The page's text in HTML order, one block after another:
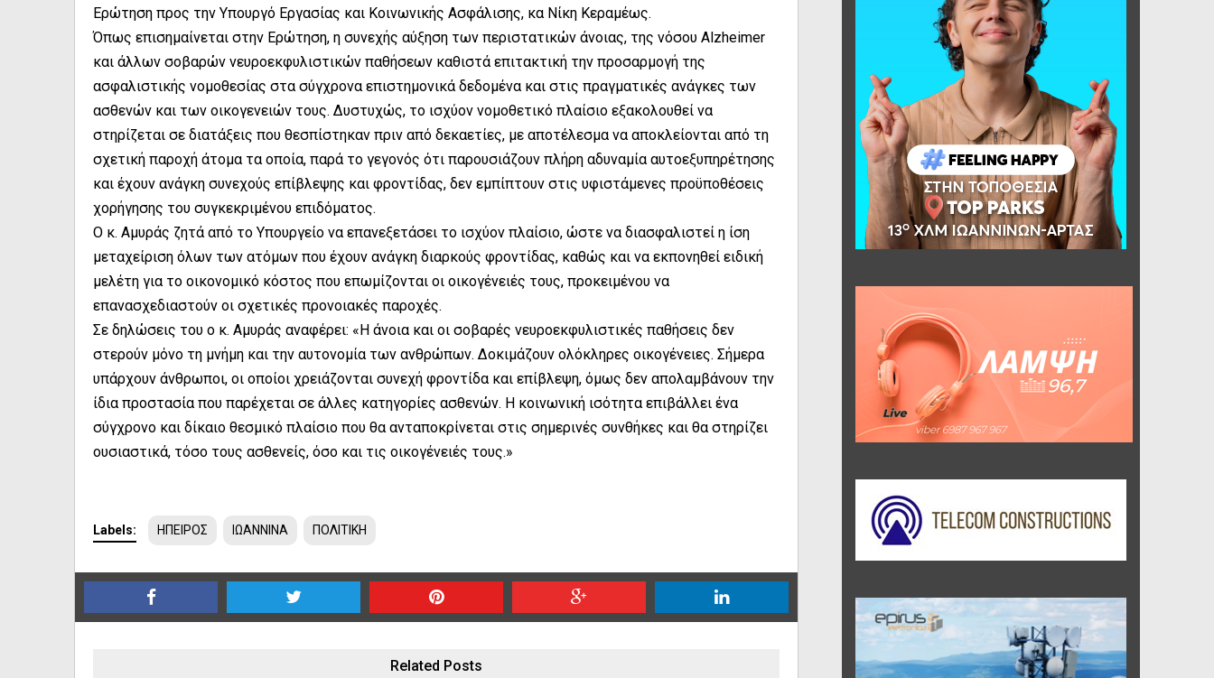
Ερώτηση προς την Υπουργό Εργασίας και Κοινωνικής Ασφάλισης, κα Νίκη Κεραμέως.
Όπως επισημαίνεται στην Ερώτηση, η συνεχής αύξηση των περιστατικών άνοιας, της νόσου Alzheimer
και άλλων σοβαρών νευροεκφυλιστικών παθήσεων καθιστά επιτακτική την προσαρμογή της
ασφαλιστικής νομοθεσίας στα σύγχρονα επιστημονικά δεδομένα και στις πραγματικές ανάγκες των
ασθενών και των οικογενειών τους. Δυστυχώς, το ισχύον νομοθετικό πλαίσιο εξακολουθεί να
στηρίζεται σε διατάξεις που θεσπίστηκαν πριν από δεκαετίες, με αποτέλεσμα να αποκλείονται από τη
σχετική παροχή άτομα τα οποία, παρά το γεγονός ότι παρουσιάζουν πλήρη αδυναμία αυτοεξυπηρέτησης
και έχουν ανάγκη συνεχούς επίβλεψης και φροντίδας, δεν εμπίπτουν στις υφιστάμενες προϋποθέσεις
χορήγησης του συγκεκριμένου επιδόματος.
Ο κ. Αμυράς ζητά από το Υπουργείο να επανεξετάσει το ισχύον πλαίσιο, ώστε να διασφαλιστεί η ίση
μεταχείριση όλων των ατόμων που έχουν ανάγκη διαρκούς φροντίδας, καθώς και να εκπονηθεί ειδική
μελέτη για το οικονομικό κόστος που επωμίζονται οι οικογένειές τους, προκειμένου να
επανασχεδιαστούν οι σχετικές προνοιακές παροχές.
Σε δηλώσεις του ο κ. Αμυράς αναφέρει: «Η άνοια και οι σοβαρές νευροεκφυλιστικές παθήσεις δεν
στερούν μόνο τη μνήμη και την αυτονομία των ανθρώπων. Δοκιμάζουν ολόκληρες οικογένειες. Σήμερα
υπάρχουν άνθρωποι, οι οποίοι χρειάζονται συνεχή φροντίδα και επίβλεψη, όμως δεν απολαμβάνουν την
ίδια προστασία που παρέχεται σε άλλες κατηγορίες ασθενών. Η κοινωνική ισότητα επιβάλλει ένα
σύγχρονο και δίκαιο θεσμικό πλαίσιο που θα ανταποκρίνεται στις σημερινές συνθήκες και θα στηρίζει
ουσιαστικά, τόσο τους ασθενείς, όσο και τις οικογένειές τους.»
Labels: ΗΠΕΙΡΟΣ ΙΩΑΝΝΙΝΑ ΠΟΛΙΤΙΚΗ
Related Posts